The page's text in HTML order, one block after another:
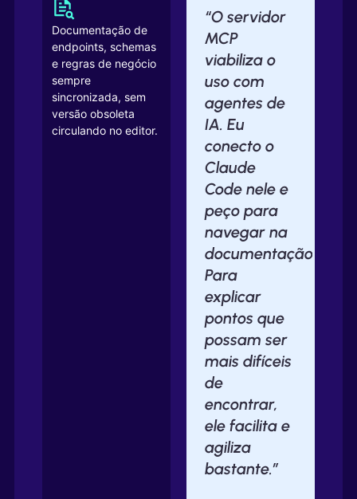
Documentação de
endpoints, schemas
e regras de negócio
sempre
sincronizada, sem
versão obsoleta
circulando no editor.
“O servidor
MCP
viabiliza o
uso com
agentes de
IA. Eu
conecto o
Claude
Code nele e
peço para
navegar na
documentação.
Para
explicar
pontos que
possam ser
mais difíceis
de
encontrar,
ele facilita e
agiliza
bastante.”